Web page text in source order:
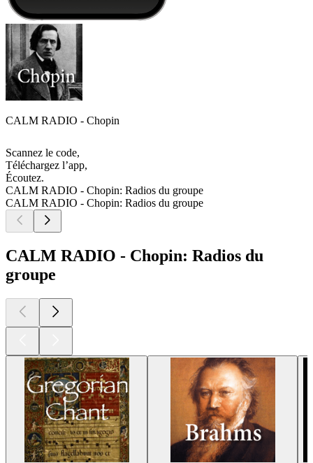
CALM RADIO - Chopin
Scannez le code,
Téléchargez l’app,
Écoutez.
CALM RADIO - Chopin: Radios du groupe
CALM RADIO - Chopin: Radios du groupe
CALM RADIO - Chopin: Radios du
groupe